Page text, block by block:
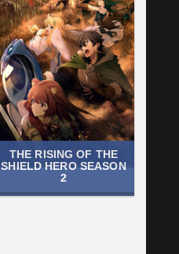
THE RISING OF THE
SHIELD HERO SEASON
2